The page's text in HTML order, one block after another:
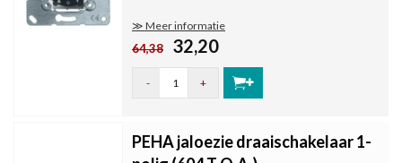
≫ Meer informatie
64,38 32,20
- +
PEHA jaloezie draaischakelaar 1-